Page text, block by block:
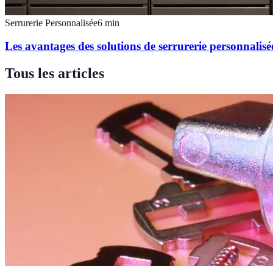
Serrurerie Personnalisée6 min
Les avantages des solutions de serrurerie
Tous les articles